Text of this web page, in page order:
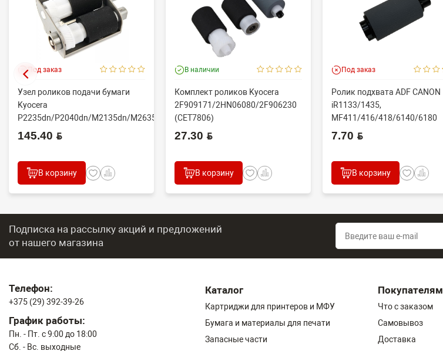
Под заказ
Узел роликов подачи бумаги
Kyocera
P2235dn/P2040dn/M2135dn/M2635dn/M2735dw/M2040dn
(O...
145.40 BYN
В корзину
В наличии
Комплект роликов Kyocera
2F909171/2HN06080/2F906230
(CET7806)
2100DN/4100DN/4200DN/60...
27.30 BYN
В корзину
Под заказ
Ролик подхвата ADF CANON
iR1133/1435,
MF411/416/418/6140/6180
(CET), DGP0606, FC7-618...
7.70 BYN
В корзину
Подписка на рассылку акций и предложений
от нашего магазина
Телефон:
+375 (29) 392-39-26
График работы:
Пн. - Пт. с 9:00 до 18:00
Сб. - Вс. выходные
Каталог
Картриджи для принтеров и МФУ
Бумага и материалы для печати
Запасные части
Покупателям
Что с заказом
Самовывоз
Доставка